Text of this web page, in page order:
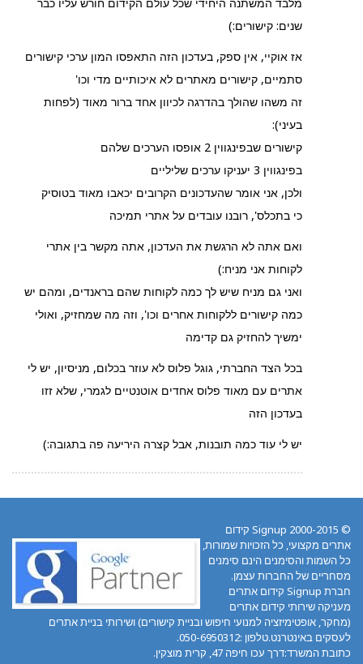
שנים: קישורים:)
אז אוקיי, אין ספק, בעדכון הזה התאפסו המון ערכי קישורים
סתמיים, קישורים מאתרים לא איכותיים מדי וכו'
זה משהו שהולך בהדרגה לכיוון אחד ברור מאוד (לפחות
בעיני):
קישורים שבפינגווין 2 אופסו הערכים שלהם
בפינגווין 3 יעניקו ערכים שליליים
ולכן, אני אומר שהעדכונים הקרובים יכאבו מאוד בטוסיק
כי בתכלס', רובנו עובדים על אתרי תמיכה
ואם אתה לא הרגשת את העדכון, אתה מקשר בין אתרי
לקוחות אני מניח:)
ואני גם מניח שיש לך כמה לקוחות שהם בראנדים, ומהם יש
כמה קישורים ללקוחות אחרים וכו', וזה מה שמחזיק, ואולי
ימשיך להחזיק גם קדימה
בכל הצד החברתי, גוגל פלוס לא עוזר בכלום, מניסיון, יש לי
אתרים עם מאוד פלוס אחדים אוטנטיים לגמרי, שלא זזו
בעדכון הזה
יש לי עוד כמה תובנות, אבל קצרה היריעה פה בתגובה:)
© 2000-2015 Signup קידום
אתרים מקצועי, כל הזכויות שמורות,
כל השמות והסימנים הינם סימנים
מסחריים של החברות עצמן.
חברת Signup קידום אתרים
מעניקה שירותי קידום אתרים
(מחקר, אופטימיזציה למנועי חיפוש ובניית קישורים) ושירותי בניית אתרים
לעסקים באינטרנט.טלפון :050-6950312.
כתובת המשרד:דרך עכו חיפה 47, קרית מוצקין.